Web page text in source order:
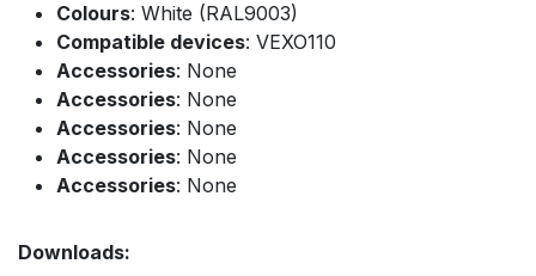
Colours: White (RAL9003)
Compatible devices: VEXO110
Accessories: None
Accessories: None
Accessories: None
Accessories: None
Accessories: None
Downloads: